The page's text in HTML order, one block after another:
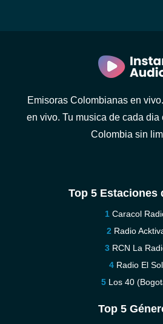
Emisoras Colombianas en
en vivo. Tu musica de cada
Colombia sin
Top 5 Estaciones
Caracol
Radio
RCN La
Radio El Sol
Los 40
Top 5